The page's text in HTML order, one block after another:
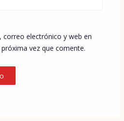
correo electrónico y web en
vez que comente.